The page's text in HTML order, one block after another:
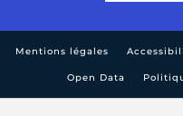
Mentions légales
Open Data